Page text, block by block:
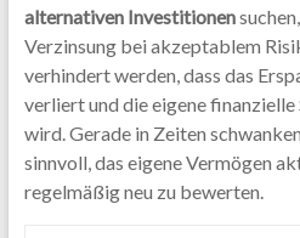
alternativen Investitionen
Verzinsung bei akzeptablem
verhindert werden, dass das
verliert und die eigene
wird. Gerade in Zeiten
sinnvoll, das eigene Vermögen
regelmäßig neu zu bewerten.